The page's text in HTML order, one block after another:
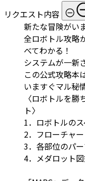
リクエスト内容
新たな冒険がい
全ロボトル攻略
べてわかる！
システムが一新
この公式攻略本
いますぐマル秘
〈ロボトルを
ト〉
1．ロボトルの
2．フローチャ
3．各部位のパ
4．メダロット